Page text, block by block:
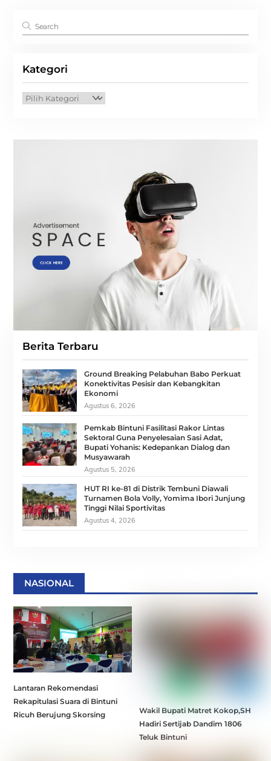
Kategori
Kategori
Berita Terbaru
Ground Breaking Pelabuhan Babo Perkuat
Konektivitas Pesisir dan Kebangkitan
Ekonomi
Agustus 6, 2026
Pemkab Bintuni Fasilitasi Rakor Lintas
Sektoral Guna Penyelesaian Sasi Adat,
Bupati Yohanis: Kedepankan Dialog dan
Musyawarah
Agustus 5, 2026
HUT RI ke-81 di Distrik Tembuni Diawali
Turnamen Bola Volly, Yomima Ibori Junjung
Tinggi Nilai Sportivitas
Agustus 4, 2026
NASIONAL
Lantaran Rekomendasi
Rekapitulasi Suara di Bintuni
Ricuh Berujung Skorsing
Wakil Bupati Matret Kokop,SH
Hadiri Sertijab Dandim 1806
Teluk Bintuni